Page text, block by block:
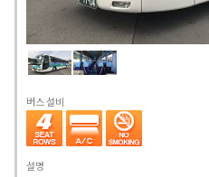
버스 설비
설명